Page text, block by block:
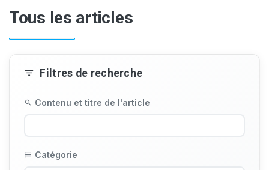
Tous les articles
Filtres de recherche
Contenu et titre de l'article
Catégorie